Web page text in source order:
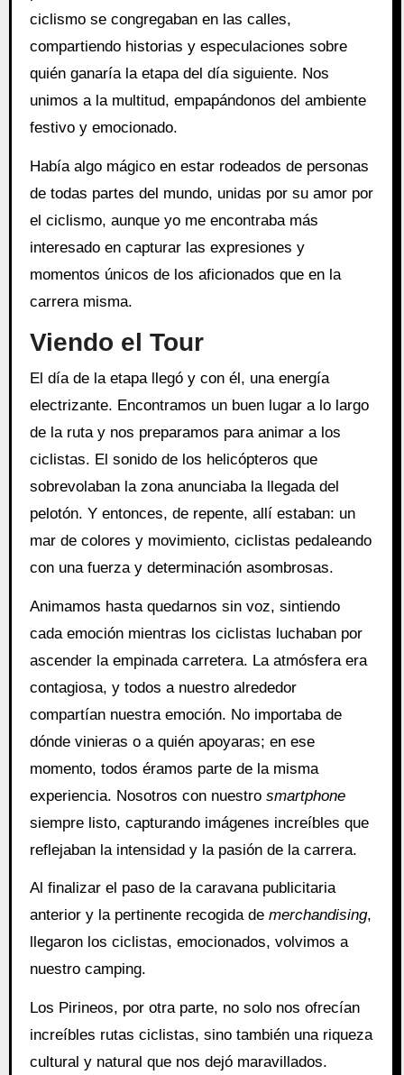
ciclismo se congregaban en las calles,
compartiendo historias y especulaciones sobre
quién ganaría la etapa del día siguiente. Nos
unimos a la multitud, empapándonos del ambiente
festivo y emocionado.
Había algo mágico en estar rodeados de personas
de todas partes del mundo, unidas por su amor por
el ciclismo, aunque yo me encontraba más
interesado en capturar las expresiones y
momentos únicos de los aficionados que en la
carrera misma.
Viendo el Tour
El día de la etapa llegó y con él, una energía
electrizante. Encontramos un buen lugar a lo largo
de la ruta y nos preparamos para animar a los
ciclistas. El sonido de los helicópteros que
sobrevolaban la zona anunciaba la llegada del
pelotón. Y entonces, de repente, allí estaban: un
mar de colores y movimiento, ciclistas pedaleando
con una fuerza y determinación asombrosas.
Animamos hasta quedarnos sin voz, sintiendo
cada emoción mientras los ciclistas luchaban por
ascender la empinada carretera. La atmósfera era
contagiosa, y todos a nuestro alrededor
compartían nuestra emoción. No importaba de
dónde vinieras o a quién apoyaras; en ese
momento, todos éramos parte de la misma
experiencia. Nosotros con nuestro smartphone
siempre listo, capturando imágenes increíbles que
reflejaban la intensidad y la pasión de la carrera.
Al finalizar el paso de la caravana publicitaria
anterior y la pertinente recogida de merchandising,
llegaron los ciclistas, emocionados, volvimos a
nuestro camping.
Los Pirineos, por otra parte, no solo nos ofrecían
increíbles rutas ciclistas, sino también una riqueza
cultural y natural que nos dejó maravillados.